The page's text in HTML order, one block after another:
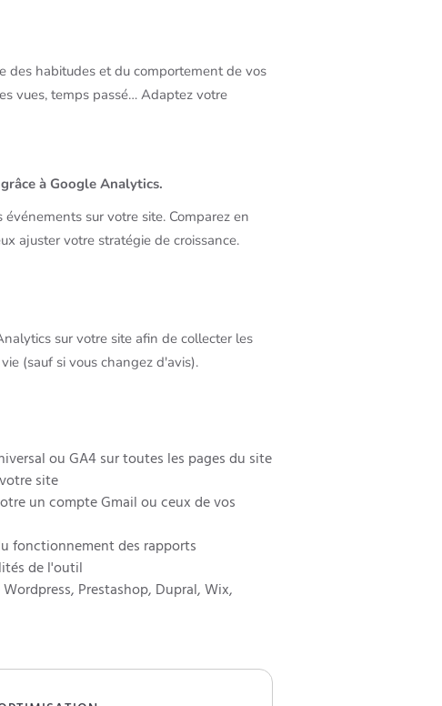
des habitudes et du comportement de vos
vues, temps passé… Adaptez votre
à Google Analytics.
sur votre site. Comparez en
ajuster votre stratégie de croissance.
sur votre site afin de collecter les
(sauf si vous changez d'avis).
ou GA4 sur toutes les pages du site
site
un compte Gmail ou ceux de vos
fonctionnement des rapports
de l'outil
Prestashop, Dupral, Wix,